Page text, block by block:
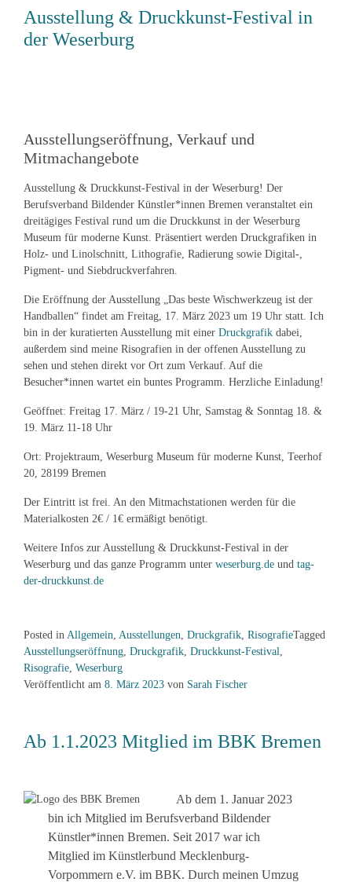
Ausstellung & Druckkunst-Festival in
der Weserburg
Ausstellungseröffnung, Verkauf und
Mitmachangebote
Ausstellung & Druckkunst-Festival in der Weserburg! Der
Berufsverband Bildender Künstler*innen Bremen veranstaltet ein
dreitägiges Festival rund um die Druckkunst in der Weserburg
Museum für moderne Kunst. Präsentiert werden Druckgrafiken in
Holz- und Linolschnitt, Lithografie, Radierung sowie Digital-,
Pigment- und Siebdruckverfahren.
Die Eröffnung der Ausstellung „Das beste Wischwerkzeug ist der
Handballen“ findet am Freitag, 17. März 2023 um 19 Uhr statt. Ich
bin in der kuratierten Ausstellung mit einer Druckgrafik dabei,
außerdem sind meine Risografien in der offenen Ausstellung zu
sehen und stehen direkt vor Ort zum Verkauf. Auf die
Besucher*innen wartet ein buntes Programm. Herzliche Einladung!
Geöffnet: Freitag 17. März / 19-21 Uhr, Samstag & Sonntag 18. &
19. März 11-18 Uhr
Ort: Projektraum, Weserburg Museum für moderne Kunst, Teerhof
20, 28199 Bremen
Der Eintritt ist frei. An den Mitmachstationen werden für die
Materialkosten 2€ / 1€ ermäßigt benötigt.
Weitere Infos zur Ausstellung & Druckkunst-Festival in der
Weserburg und das ganze Programm unter weserburg.de und tag-
der-druckkunst.de
Posted in Allgemein Ausstellungen Druckgrafik RisografieTagged
Ausstellungseröffnung Druckgrafik Druckkunst-Festival
Risografie Weserburg
Veröffentlicht am 8. März 2023 von Sarah Fischer
Ab 1.1.2023 Mitglied im BBK Bremen
Ab dem 1. Januar 2023
bin ich Mitglied im Berufsverband Bildender
Künstler*innen Bremen. Seit 2017 war ich
Mitglied im Künstlerbund Mecklenburg-
Vorpommern e.V. im BBK. Durch meinen Umzug